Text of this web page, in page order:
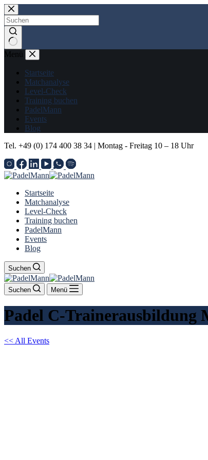
Zum
Inhalt
springen
Keine
Ergebnisse
Menü
Startseite
Matchanalyse
Level-Check
Training buchen
PadelMann
Events
Blog
Tel. +49 (0) 174 400 38 34 | Montag - Freitag 10 – 18 Uhr
Startseite
Matchanalyse
Level-Check
Training buchen
PadelMann
Events
Blog
Suchen
Suchen Menü
Padel C-Trainerausbildung
<< All Events